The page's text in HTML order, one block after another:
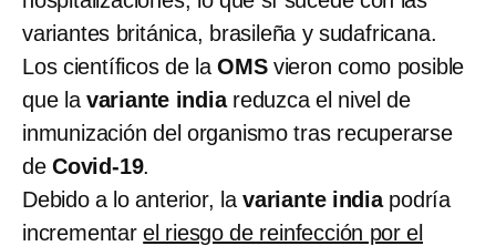
variantes británica, brasileña y sudafricana.
Los científicos de la OMSvieron como posible
que la variante india reduzca el nivel de
inmunización del organismo tras recuperarse
de Covid-19.
Debido a lo anterior, la variante india podría
incrementarel riesgo de reinfección por el